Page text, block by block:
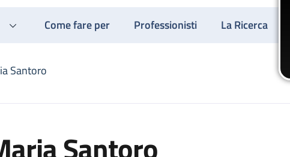
Come fare per Professionisti La Ricerca
Santoro